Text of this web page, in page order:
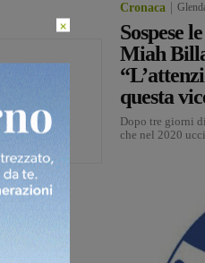
Cronaca
Sospese
Miah
questa
Dopo tre giorni
che nel 2020
×